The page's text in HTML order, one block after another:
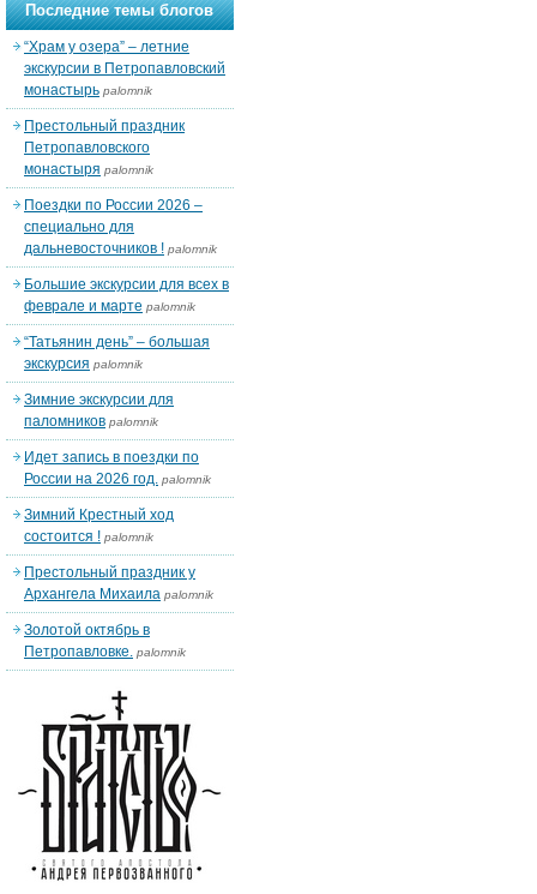
Последние темы блогов
“Храм у озера” – летние
экскурсии в Петропавловский
монастырь palomnik
Престольный праздник
Петропавловского
монастыря palomnik
Поездки по России 2026 –
специально для
дальневосточников ! palomnik
Большие экскурсии для всех в
феврале и марте palomnik
“Татьянин день” – большая
экскурсия palomnik
Зимние экскурсии для
паломников palomnik
Идет запись в поездки по
России на 2026 год. palomnik
Зимний Крестный ход
состоится ! palomnik
Престольный праздник у
Архангела Михаила palomnik
Золотой октябрь в
Петропавловке. palomnik